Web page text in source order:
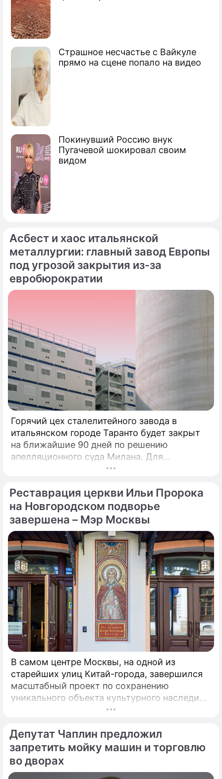
Страшное несчастье с Вайкуле
прямо на сцене попало на видео
Покинувший Россию внук
Пугачевой шокировал своим
видом
Россия раскрыла детали лунной
программы
космос
Асбест и хаос итальянской
металлургии: главный завод Европы
под угрозой закрытия из-за
евробюрократии
Горячий цех сталелитейного завода в
итальянском городе Таранто будет закрыт
на ближайшие 90 дней по решению
апелляционного суда Милана. Для
возобновления производства необходимо
конструкций и оборудования из цеха,
сообщает портал Eurometal.
Металлургический завод компании Acciaierie
d'Italia (ADI), ранее известной как Ilva
(Ильва), является крупнейшим на
территории Европы.
Реставрация церкви Ильи Пророка
на Новгородском подворье
завершена – Мэр Москвы
В самом центре Москвы, на одной из
старейших улиц Китай-города, завершился
масштабный проект по сохранению
уникального объекта культурного наследия –
Церкви Илии Пророка в Новгородском
архитектурной доминантой улицы Ильинки и
давший ей название, открывается для
прихожан и ценителей древнерусского
зодчества после шести лет беспрецедентно
Депутат Чаплин предложил
запретить мойку машин и торговлю
во дворах